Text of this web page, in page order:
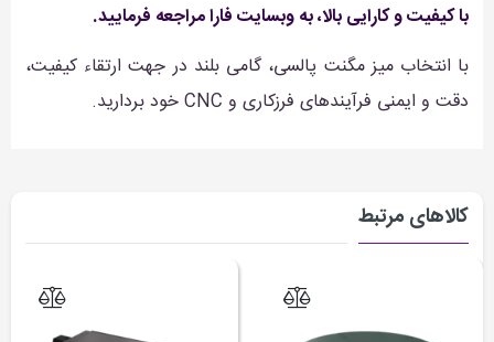
با کیفیت و کارایی بالا، بهوبسایت فارامراجعه فرمایید.
با انتخاب میز مگنت پالسی، گامی بلند در جهت ارتقاء کیفیت،
دقت و ایمنی فرآیندهای فرزکاری و CNC خود بردارید.
کالاهای مرتبط